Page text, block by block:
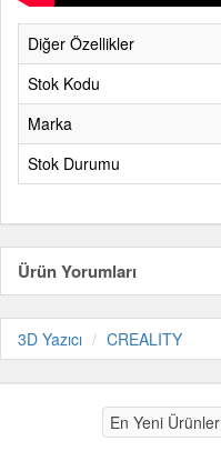
Diğer Özellikler
Stok Kodu
Marka
Stok Durumu
Ürün Yorumları
3D Yazıcı CREALITY
En Yeni Ürünler